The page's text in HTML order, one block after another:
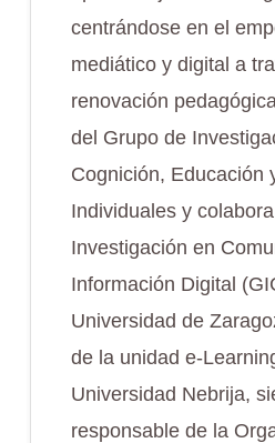
centrándose en el
mediático y digital a
renovación
del Grupo de
Cognición, Educación
Individuales y
Investigación en
Información Digital
Universidad de
de la unidad e-
Universidad Nebrija,
responsable de la